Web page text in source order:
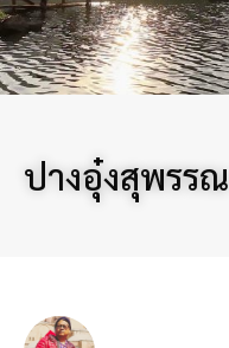
ปางอุ๋งสุพรรณ